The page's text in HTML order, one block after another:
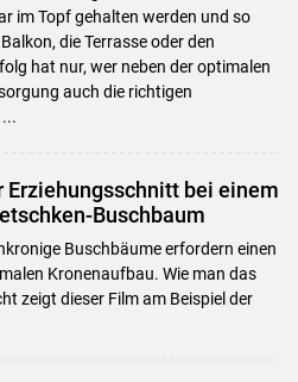
im Topf gehalten werden und so
die Terrasse oder den
hat nur, wer neben der optimalen
auch die richtigen
Erziehungsschnitt bei einem
Buschbaum
Buschbäume erfordern einen
Kronenaufbau. Wie man das
zeigt dieser Film am Beispiel der